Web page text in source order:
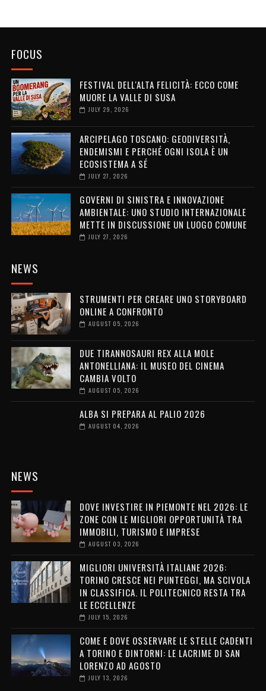
FOCUS
FESTIVAL DELL'ALTA FELICITÀ: ECCO COME
MUORE LA VALLE DI SUSA
JULY 29, 2026
ARCIPELAGO TOSCANO: GEODIVERSITÀ,
ENDEMISMI E PERCHÉ OGNI ISOLA È UN
ECOSISTEMA A SÉ
JULY 27, 2026
GOVERNI DI SINISTRA E INNOVAZIONE
AMBIENTALE: UNO STUDIO INTERNAZIONALE
METTE IN DISCUSSIONE UN LUOGO COMUNE
JULY 27, 2026
NEWS
STRUMENTI PER CREARE UNO STORYBOARD
ONLINE A CONFRONTO
AUGUST 05, 2026
DUE TIRANNOSAURI REX ALLA MOLE
ANTONELLIANA: IL MUSEO DEL CINEMA
CAMBIA VOLTO
AUGUST 05, 2026
ALBA SI PREPARA AL PALIO 2026
AUGUST 04, 2026
NEWS
DOVE INVESTIRE IN PIEMONTE NEL 2026: LE
ZONE CON LE MIGLIORI OPPORTUNITÀ TRA
IMMOBILI, TURISMO E IMPRESE
AUGUST 03, 2026
MIGLIORI UNIVERSITÀ ITALIANE 2026:
TORINO CRESCE NEI PUNTEGGI, MA SCIVOLA
IN CLASSIFICA. IL POLITECNICO RESTA TRA
LE ECCELLENZE
JULY 15, 2026
COME E DOVE OSSERVARE LE STELLE CADENTI
A TORINO E DINTORNI: LE LACRIME DI SAN
LORENZO AD AGOSTO
JULY 13, 2026